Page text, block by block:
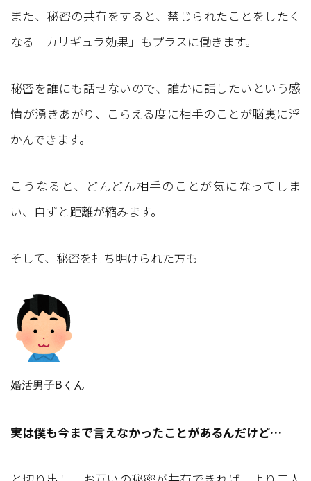
また、秘密の共有をすると、禁じられたことをしたく
なる「カリギュラ効果」もプラスに働きます。
秘密を誰にも話せないので、誰かに話したいという感
情が湧きあがり、こらえる度に相手のことが脳裏に浮
かんできます。
こうなると、どんどん相手のことが気になってしま
い、自ずと距離が縮みます。
そして、秘密を打ち明けられた方も
婚活男子Bくん
実は僕も今まで言えなかったことがあるんだけど…